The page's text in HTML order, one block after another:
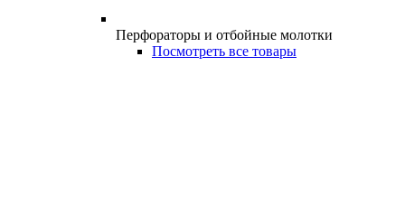
Перфораторы и отбойные молотки
Посмотреть все товары